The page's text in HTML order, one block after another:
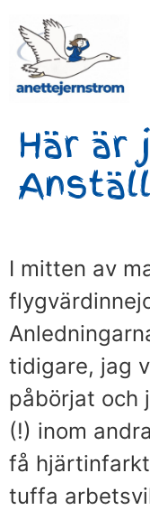
Här är
I mitten av
tidigare, jag
påbörjat och
(!) inom
få
tuffa